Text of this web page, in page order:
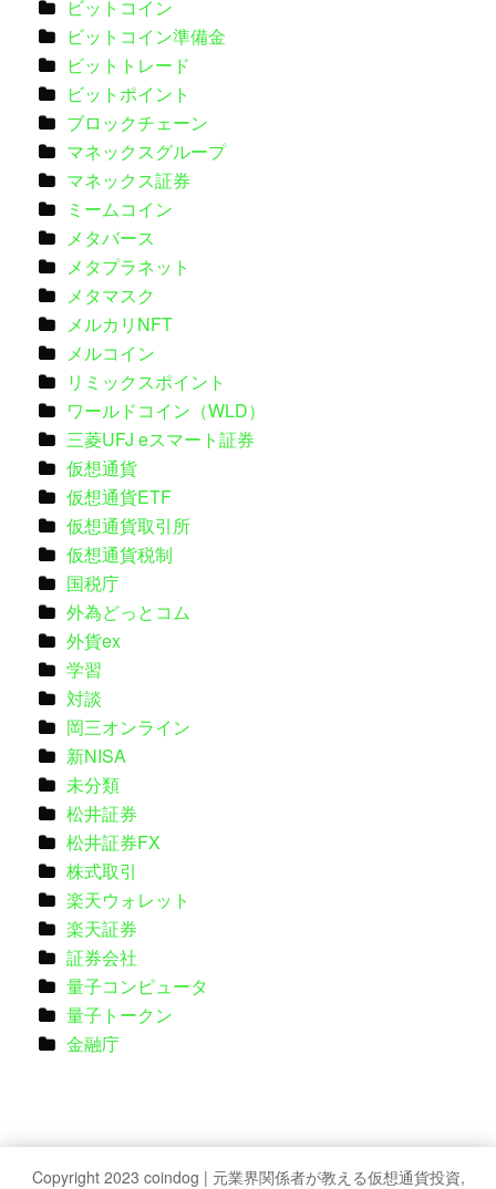
ビットコイン
ビットコイン準備金
ビットトレード
ビットポイント
ブロックチェーン
マネックスグループ
マネックス証券
ミームコイン
メタバース
メタプラネット
メタマスク
メルカリNFT
メルコイン
リミックスポイント
ワールドコイン（WLD）
三菱UFJ eスマート証券
仮想通貨
仮想通貨ETF
仮想通貨取引所
仮想通貨税制
国税庁
外為どっとコム
外貨ex
学習
対談
岡三オンライン
新NISA
未分類
松井証券
松井証券FX
株式取引
楽天ウォレット
楽天証券
証券会社
量子コンピュータ
量子トークン
金融庁
Copyright 2023 coindog | 元業界関係者が教える仮想通貨投資,